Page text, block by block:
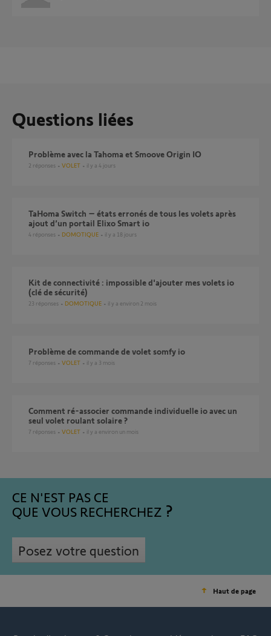
Questions liées
Problème avec la Tahoma et Smoove Origin IO
2 réponses VOLET il y a 4 jours
TaHoma Switch – états erronés de tous les volets après
ajout d’un portail Elixo Smart io
4 réponses DOMOTIQUE il y a 18 jours
Kit de connectivité : impossible d'ajouter mes volets io
(clé de sécurité)
23 réponses DOMOTIQUE il y a environ 2 mois
Problème de commande de volet somfy io
7 réponses VOLET il y a 3 mois
Comment ré-associer commande individuelle io avec un
seul volet roulant solaire ?
7 réponses VOLET il y a environ un mois
CE N'EST PAS CE
QUE VOUS RECHERCHEZ
Posez votre question
Haut de page